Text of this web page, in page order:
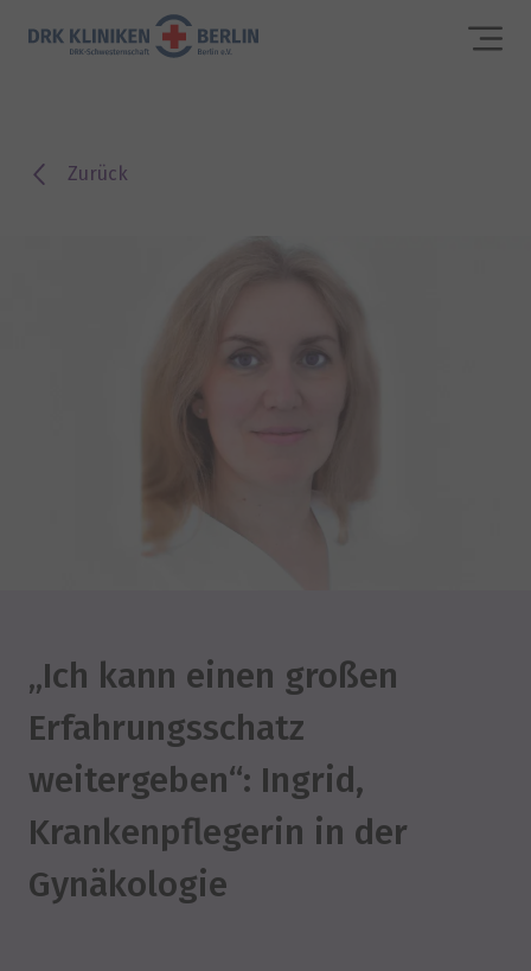
Zurück
„Ich kann einen großen
Erfahrungsschatz
weitergeben“: Ingrid,
Krankenpflegerin in der
Gynäkologie